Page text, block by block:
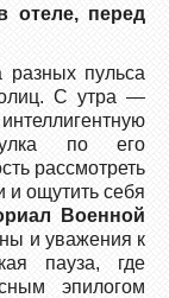
отеле, перед
пульса
С утра —
по его
рассмотреть
ощутить себя
Военной
и уважения к
пауза, где
эпилогом